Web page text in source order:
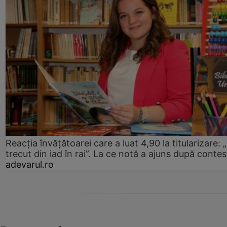
Reacția învățătoarei care a luat 4,90 la titularizare:
trecut din iad în rai”. La ce notă a ajuns după
adevarul.ro